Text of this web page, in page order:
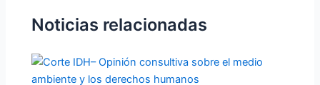
Noticias relacionadas